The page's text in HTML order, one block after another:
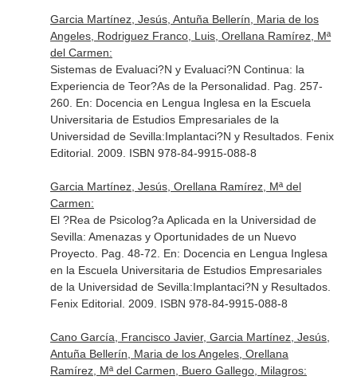
Garcia Martínez, Jesús, Antuña Bellerín, Maria de los
Angeles, Rodriguez Franco, Luis, Orellana Ramírez, Mª
del Carmen:
Sistemas de Evaluaci?N y Evaluaci?N Continua: la
Experiencia de Teor?As de la Personalidad. Pag. 257-
260. En: Docencia en Lengua Inglesa en la Escuela
Universitaria de Estudios Empresariales de la
Universidad de Sevilla:Implantaci?N y Resultados. Fenix
Editorial. 2009. ISBN 978-84-9915-088-8
Garcia Martínez, Jesús, Orellana Ramírez, Mª del
Carmen:
El ?Rea de Psicolog?a Aplicada en la Universidad de
Sevilla: Amenazas y Oportunidades de un Nuevo
Proyecto. Pag. 48-72. En: Docencia en Lengua Inglesa
en la Escuela Universitaria de Estudios Empresariales
de la Universidad de Sevilla:Implantaci?N y Resultados.
Fenix Editorial. 2009. ISBN 978-84-9915-088-8
Cano García, Francisco Javier, Garcia Martínez, Jesús,
Antuña Bellerín, Maria de los Angeles, Orellana
Ramírez, Mª del Carmen, Buero Gallego, Milagros: